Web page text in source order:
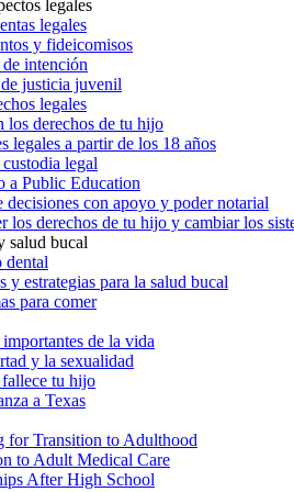
legales
legales
y fideicomisos
intención
justicia juvenil
legales
los derechos de tu hijo
legales a partir de los 18 años
legal
a Public Education
decisiones con apoyo y poder notarial
los derechos de tu hijo y cambiar los
salud bucal
dental
y estrategias para la salud bucal
para comer
importantes de la vida
y la sexualidad
tu hijo
a Texas
for Transition to Adulthood
to Adult Medical Care
After High School